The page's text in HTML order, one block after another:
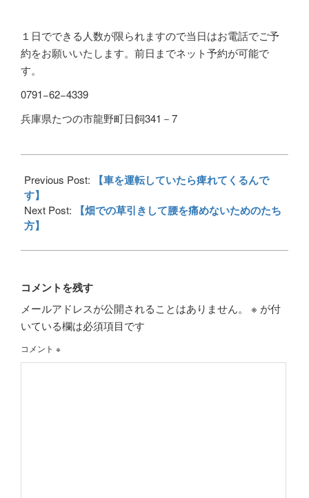
１日でできる人数が限られますので当日はお電話でご予
約をお願いいたします。前日までネット予約が可能で
す。
0791−62−4339
兵庫県たつの市龍野町日飼341－7
06-
20
Previous Post:
【車を運転していたら痺れてくるんで
す】
Next Post:
【畑での草引きして腰を痛めないためのたち
方】
コメントを残す
メールアドレスが公開されることはありません。 ※ が付
いている欄は必須項目です
コメント ※